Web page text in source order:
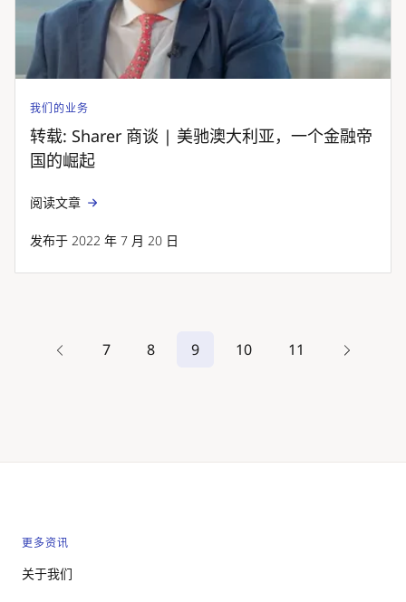
我们的业务
转载: Sharer 商谈 | 美驰澳大利亚，一个金融帝
国的崛起
阅读文章
发布于 2022 年 7 月 20 日
7 8 9 10 11
更多资讯
关于我们